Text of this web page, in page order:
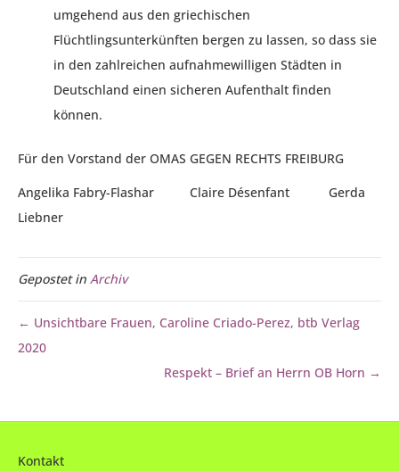
umgehend aus den griechischen
Flüchtlingsunterkünften bergen zu lassen, so dass sie
in den zahlreichen aufnahmewilligen Städten in
Deutschland einen sicheren Aufenthalt finden
können.
Für den Vorstand der OMAS GEGEN RECHTS FREIBURG
Angelika Fabry-Flashar Claire Désenfant Gerda
Liebner
Gepostet in Archiv
← Unsichtbare Frauen, Caroline Criado-Perez, btb Verlag
2020
Respekt – Brief an Herrn OB Horn →
Kontakt